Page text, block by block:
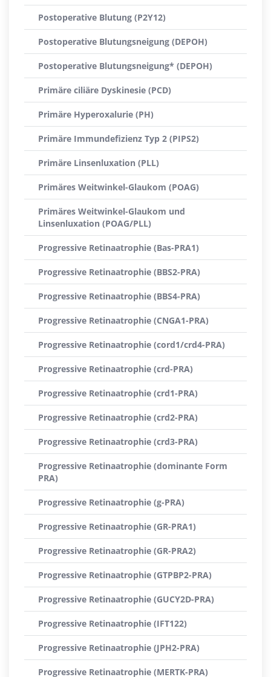
Postoperative Blutung (P2Y12)
Postoperative Blutungsneigung (DEPOH)
Postoperative Blutungsneigung* (DEPOH)
Primäre ciliäre Dyskinesie (PCD)
Primäre Hyperoxalurie (PH)
Primäre Immundefizienz Typ 2 (PIPS2)
Primäre Linsenluxation (PLL)
Primäres Weitwinkel-Glaukom (POAG)
Primäres Weitwinkel-Glaukom und
Linsenluxation (POAG/PLL)
Progressive Retinaatrophie (Bas-PRA1)
Progressive Retinaatrophie (BBS2-PRA)
Progressive Retinaatrophie (BBS4-PRA)
Progressive Retinaatrophie (CNGA1-PRA)
Progressive Retinaatrophie (cord1/crd4-PRA)
Progressive Retinaatrophie (crd-PRA)
Progressive Retinaatrophie (crd1-PRA)
Progressive Retinaatrophie (crd2-PRA)
Progressive Retinaatrophie (crd3-PRA)
Progressive Retinaatrophie (dominante Form
PRA)
Progressive Retinaatrophie (g-PRA)
Progressive Retinaatrophie (GR-PRA1)
Progressive Retinaatrophie (GR-PRA2)
Progressive Retinaatrophie (GTPBP2-PRA)
Progressive Retinaatrophie (GUCY2D-PRA)
Progressive Retinaatrophie (IFT122)
Progressive Retinaatrophie (JPH2-PRA)
Progressive Retinaatrophie (MERTK-PRA)